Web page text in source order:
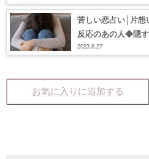
苦しい恋占い│片想
反応のあの人◆隠
2023.6.27
お気に入りに追加する